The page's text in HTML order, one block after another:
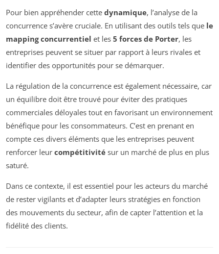
Pour bien appréhender cette dynamique, l’analyse de la
concurrence s’avère cruciale. En utilisant des outils tels que le
mapping concurrentiel et les 5 forces de Porter, les
entreprises peuvent se situer par rapport à leurs rivales et
identifier des opportunités pour se démarquer.
La régulation de la concurrence est également nécessaire, car
un équilibre doit être trouvé pour éviter des pratiques
commerciales déloyales tout en favorisant un environnement
bénéfique pour les consommateurs. C’est en prenant en
compte ces divers éléments que les entreprises peuvent
renforcer leur compétitivité sur un marché de plus en plus
saturé.
Dans ce contexte, il est essentiel pour les acteurs du marché
de rester vigilants et d’adapter leurs stratégies en fonction
des mouvements du secteur, afin de capter l’attention et la
fidélité des clients.